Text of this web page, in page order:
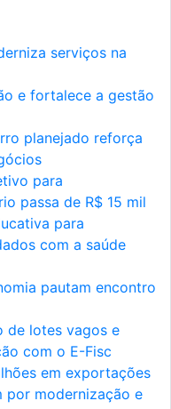
serviços na
e fortalece a gestão
planejado reforça
para
passa de R$ 15 mil
para
com a saúde
pautam encontro
de lotes vagos e
com o E-Fisc
em exportações
por modernização e